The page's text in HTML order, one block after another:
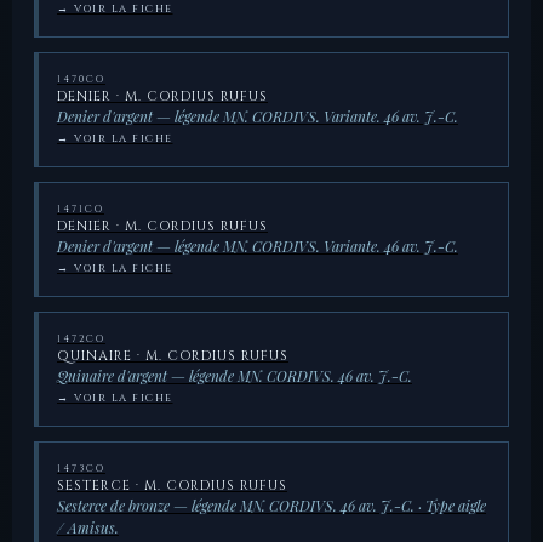
→ VOIR LA FICHE
1470CO
DENIER · M. CORDIUS RUFUS
Denier d'argent — légende MN. CORDIVS. Variante. 46 av. J.-C.
→ VOIR LA FICHE
1471CO
DENIER · M. CORDIUS RUFUS
Denier d'argent — légende MN. CORDIVS. Variante. 46 av. J.-C.
→ VOIR LA FICHE
1472CO
QUINAIRE · M. CORDIUS RUFUS
Quinaire d'argent — légende MN. CORDIVS. 46 av. J.-C.
→ VOIR LA FICHE
1473CO
SESTERCE · M. CORDIUS RUFUS
Sesterce de bronze — légende MN. CORDIVS. 46 av. J.-C. · Type aigle
/ Amisus.